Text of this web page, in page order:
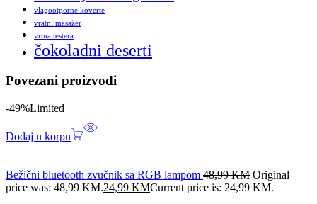
vlagootporne koverte
vratni masažer
vrtna testera
čokoladni deserti
Povezani proizvodi
-49%Limited
Dodaj u korpu
Bežični bluetooth zvučnik sa RGB lampom 48,99KM Original
price was: 48,99 KM.24,99 KMCurrent price is: 24,99 KM.